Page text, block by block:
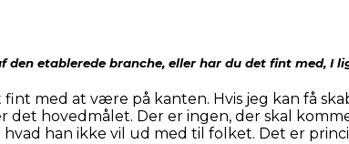
den etablerede branche, eller har du det fint med, I
med at være på kanten. Hvis jeg kan få
det hovedmålet. Der er ingen, der skal
han ikke vil ud med til folket. Det er